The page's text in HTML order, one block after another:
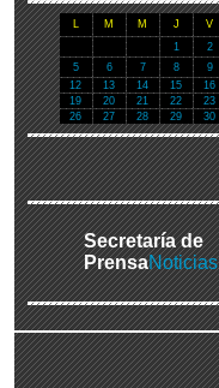
L M M J V
1
2
5
6 7 8 9
12
13 14 15 16
19
20 21 22 23
26
27 28 29 30
Secretaría de
PrensaNoticias